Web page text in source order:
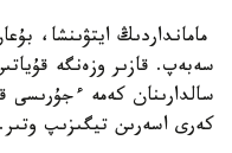
مامانداردىڭ ايتۋىنشا،
سەبەپ. قازىر وزەنگە
سالدارىنان كەمە ءجۇرىسى
كەرى اسەرىن تيگىزىپ وتىر.